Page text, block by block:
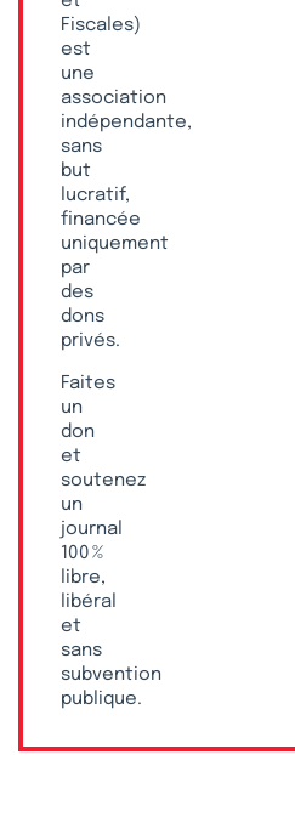
Fiscales)
est
une
association
indépendante,
sans
but
lucratif,
financée
uniquement
par
des
dons
privés.
Faites
un
don
et
soutenez
un
journal
100 %
libre,
libéral
et
sans
subvention
publique.